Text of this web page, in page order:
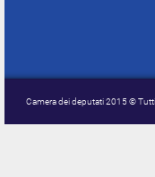
Camera dei deputati 2015 ©